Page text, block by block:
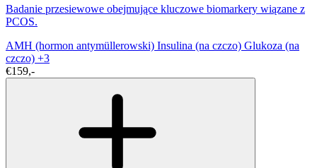
Badanie przesiewowe obejmujące kluczowe biomarkery wiązane z
PCOS.
AMH (hormon antymüllerowski) Insulina (na czczo) Glukoza (na
czczo) +3
€159,-